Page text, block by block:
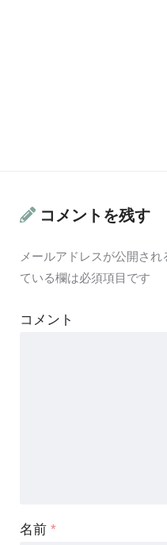
コメントを残す
メールアドレスが公開され
ている欄は必須項目です
コメント
名前*